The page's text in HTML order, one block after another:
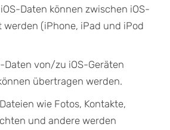
Daten können zwischen iOS-
werden (iPhone, iPad und iPod
Daten von/zu iOS-Geräten
übertragen werden.
wie Fotos, Kontakte,
und andere werden